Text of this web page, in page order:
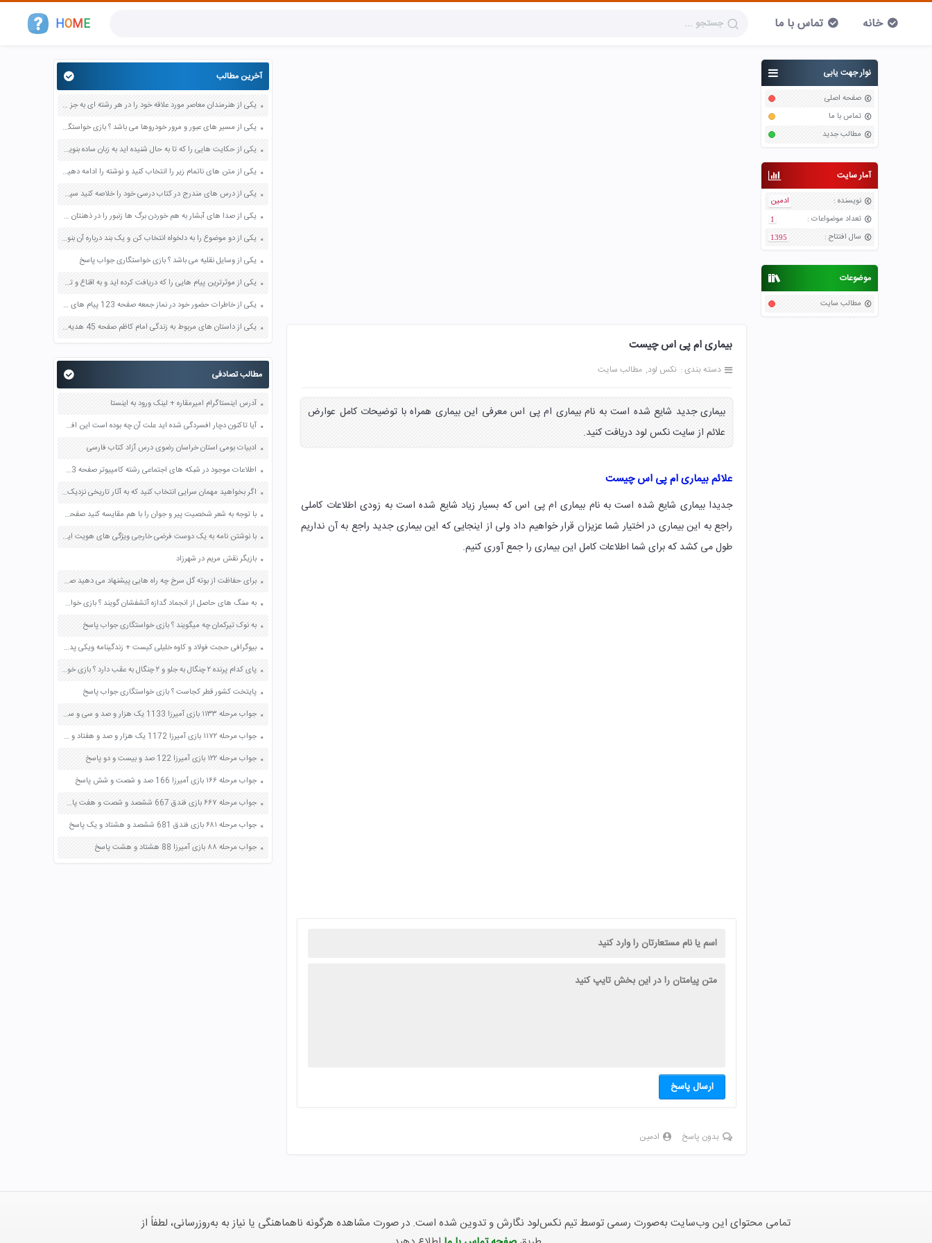
HOME خانه تماس با ما
نوار جهت یابی
صفحه اصلی
تماس با ما
مطالب جدید
آمار سایت
نویسنده :
ادمین
تعداد موضواعات :
1
سال افتتاح :
1395
موضوعات
مطالب سایت
بیماری ام پی اس چیست
دسته بندی : نکس لود مطالب سایت
بیماری جدید شایع شده است به نام بیماری ام پی اس معرفی این بیماری همراه با توضیحات کامل عوارض
علائم از سایت نکس لود دریافت کنید.
علائم بیماری ام پی اس چیست
جدیدا بیماری شایع شده است به نام بیماری ام پی اس که بسیار زیاد شایع شده است به زودی اطلاعات کاملی
راجع به این بیماری در اختیار شما عزیزان قرار خواهیم داد ولی از اینجایی که این بیماری جدید راجع به آن نداریم
طول می کشد که برای شما اطلاعات کامل این بیماری را جمع آوری کنیم.
ارسال پاسخ
بدون پاسخ ادمین
آخرین مطالب
یکی از هنرمندان معاصر مورد علاقه خود را در هر رشته ای به جز عکاسی صفحه 69 فرهنگ و هنر نهم
یکی از مسیر های عبور و مرور خودروها می باشد ؟ بازی خواستگاری جواب پاسخ
یکی از حکایت هایی را که تا به حال شنیده اید به زبان ساده بنویسید صفحه 97 نگارش ششم دبستان
یکی از متن های ناتمام زیر را انتخاب کنید و نوشته را ادامه دهید صفحه 73 و 74 کتاب نگارش فارسی پنجم دبستان
یکی از درس های مندرج در کتاب درسی خود را خلاصه کنید سپس متن خلاصه شده را با بهره گیری از روش های دسته بندی نمودار جدول نقشه مفهومی نشان دهید صفحه 118 نگارش یازدهم
یکی از صدا های آبشار به هم خوردن برگ ها زنبور را در ذهنتان مجسم کنید و درباره آن یک بند بنویسید صفحه 11 نگارش پنجم
یکی از دو موضوع را به دلخواه انتخاب کن و یک بند درباره آن بنویس صفحه 35 کتاب نگارش فارسی سوم
یکی از وسایل نقلیه می باشد ؟ بازی خواستگاری جواب پاسخ
یکی از موثرترین پیام هایی را که دریافت کرده اید و به اقناع و تغییری جدی در شما منجر شده است برسی کنید و علت این تاثیر گذاری قابل توجه را بنویسید صفحه 52 تفکر و سواد رسانه ای دهم
یکی از خاطرات حضور خود در نماز جمعه صفحه 123 پیام های آسمان هفتم
یکی از داستان های مربوط به زندگی امام کاظم صفحه 45 هدیه های آسمان چهارم
مطالب تصادفی
آدرس اینستاگرام امیرمقاره + لینک ورود به اینستا
آیا تاکنون دچار افسردگی شده اید علت آن چه بوده است این افسردگی چه مدت طول کشید علائم آن چه بود در یک برگه کاغذ به سوالات پاسخ دهید و برخی از آنها را برای دیگران بخوانید صفحه 145 تفکر و سبک زندگی هشتم
ادبیات بومی استان خراسان رضوی درس آزاد کتاب فارسی
اطلاعات موجود در شبکه های اجتماعی رشته کامپیوتر صفحه 43 کاربرد فناوری های نوین یازدهم
اگر بخواهید مهمان سرایی انتخاب کنید که به آثار تاریخی نزدیک باشد کدام را انتخاب می کنید صفحه 57 مطالعات اجتماعی ششم
با توجه به شعر شخصیت پیر و جوان را با هم مقایسه کنید صفحه 61 فارسی هشتم
با نوشتن نامه به یک دوست فرضی خارجی ویژگی های هویت ایرانی را به مردم کشورهای دیگر معرفی کنید صفحه 125 مطالعات اجتماعی نهم
بازیگر نقش مریم در شهرزاد
برای حفاظت از بوته گل سرخ چه راه هایی پیشنهاد می دهید صفحه 86 علوم چهارم
به سنگ های حاصل از انجماد گدازه آتشفشان گویند ؟ بازی خواستگاری جواب پاسخ
به نوک تیرکمان چه میگویند ؟ بازی خواستگاری جواب پاسخ
بیوگرافی حجت فولاد و كاوه خليلی کیست + زندگینامه ویکی پدیا (درگذشت)
پای کدام پرنده ۲ چنگال به جلو و ۲ چنگال به عقب دارد ؟ بازی خواستگاری جواب پاسخ
پایتخت کشور قطر کجاست ؟ بازی خواستگاری جواب پاسخ
جواب مرحله ۱۱۳۳ بازی آمیرزا 1133 یک هزار و صد و سی و سه پاسخ
جواب مرحله ۱۱۷۲ بازی آمیرزا 1172 یک هزار و صد و هفتاد و دو پاسخ
جواب مرحله ۱۲۲ بازی آمیرزا 122 صد و بیست و دو پاسخ
جواب مرحله ۱۶۶ بازی آمیرزا 166 صد و شصت و شش پاسخ
جواب مرحله ۶۶۷ بازی فندق 667 ششصد و شصت و هفت پاسخ
جواب مرحله ۶۸۱ بازی فندق 681 ششصد و هشتاد و یک پاسخ
جواب مرحله ۸۸ بازی آمیرزا 88 هشتاد و هشت پاسخ
تمامی محتوای این وب‌سایت به‌صورت رسمی توسط تیم نکس‌لود نگارش و تدوین شده است. در صورت مشاهده هرگونه ناهماهنگی یا نیاز به به‌روزرسانی، لطفاً از